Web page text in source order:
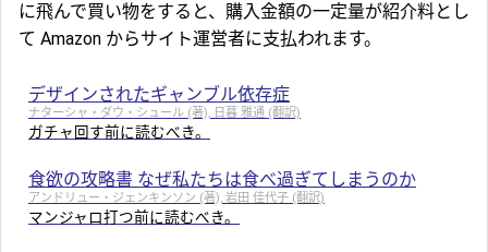
に飛んで買い物をすると、購入金額の一定量が紹介料とし
て Amazon からサイト運営者に支払われます。
デザインされたギャンブル依存症
ナターシャ・ダウ・シュール (著), 日暮 雅通 (翻訳)
ガチャ回す前に読むべき。
食欲の攻略書 なぜ私たちは食べ過ぎてしまうのか
アンドリュー・ジェンキンソン (著), 岩田 佳代子 (翻訳)
マンジャロ打つ前に読むべき。